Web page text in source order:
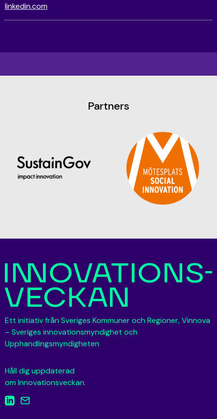
linkedin.com
Partners
Ett initiativ från Sveriges Kommuner och Regioner, Vinnova
– Sveriges innovationsmyndighet och
Upphandlingsmyndigheten
Håll dig uppdaterad
om Innovationsveckan.